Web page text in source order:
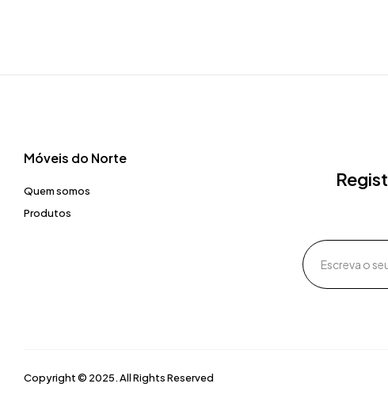
Móveis do Norte​
Quem somos
Produtos
Copyright © 2025. All Rights Reserved